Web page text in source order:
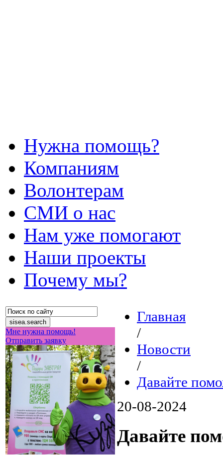
Нужна помощь?
Компаниям
Волонтерам
СМИ о нас
Нам уже помогают
Наши проекты
Почему мы?
Мне нужна помощь!
Отправить заявку
Главная
/
Новости
/
Давайте
20-08-2024
Давайте